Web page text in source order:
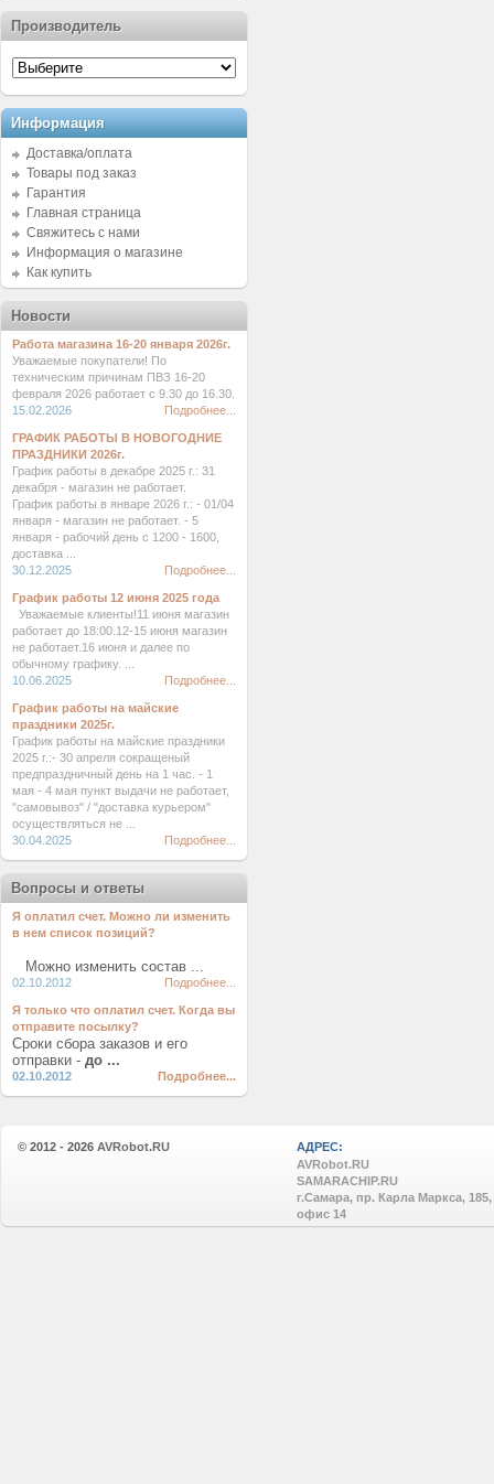
Производитель
Информация
Доставка/оплата
Товары под заказ
Гарантия
Главная страница
Свяжитесь с нами
Информация о магазине
Как купить
Новости
Работа магазина 16-20 января 2026г.
Уважаемые покупатели! По
техническим причинам ПВЗ 16-20
февраля 2026 работает с 9.30 до 16.30.
15.02.2026
Подробнее...
ГРАФИК РАБОТЫ В НОВОГОДНИЕ
ПРАЗДНИКИ 2026г.
График работы в декабре 2025 г.: 31
декабря - магазин не работает.
График работы в январе 2026 г.: - 01/04
января - магазин не работает. - 5
января - рабочий день с 1200 - 1600,
доставка ...
30.12.2025
Подробнее...
График работы 12 июня 2025 года
Уважаемые клиенты!11 июня магазин
работает до 18:00.12-15 июня магазин
не работает.16 июня и далее по
обычному графику. ...
10.06.2025
Подробнее...
График работы на майские
праздники 2025г.
График работы на майские праздники
2025 г.:- 30 апреля сокращеный
предпраздничный день на 1 час. - 1
мая - 4 мая пункт выдачи не работает,
"самовывоз" / "доставка курьером"
осуществляться не ...
30.04.2025
Подробнее...
Вопросы и ответы
Я оплатил счет. Можно ли изменить
в нем список позиций?
Можно изменить состав ...
02.10.2012 Подробнее...
Я только что оплатил счет. Когда вы
отправите посылку?
Сроки сбора заказов и его
отправки - до ...
02.10.2012 Подробнее...
© 2012 - 2026 AVRobot.RU
АДРЕС:
AVRobot.RU
SAMARACHIP.RU
г.Самара, пр. Карла Маркса, 185,
офис 14